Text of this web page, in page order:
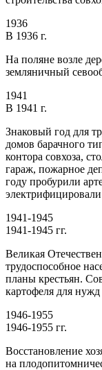
1936
В 1936 г.
На поляне возле
земляничный
1941
В 1941 г.
Знаковый год для
домов барачного
контора совхоза,
гараж, пожарное
году пробурили
1941-1945
1941-1945 гг.
Великая
трудоспособное
планы крестьян.
картофеля для
1946-1955
1946-1955 гг.
Восстановление
на